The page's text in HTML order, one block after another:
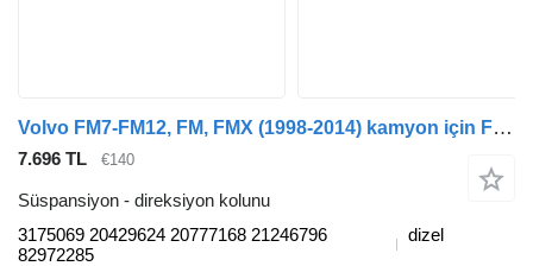
Volvo FM7-FM12, FM, FMX (1998-2014) kamyon için FM12 (01.98-12.05) 3175069 direksiyon kolunu
7.696 TL €140
Süspansiyon - direksiyon kolunu
3175069 20429624 20777168 21246796
82972285
dizel